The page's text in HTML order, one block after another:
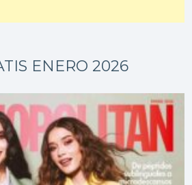
ENERO 2026